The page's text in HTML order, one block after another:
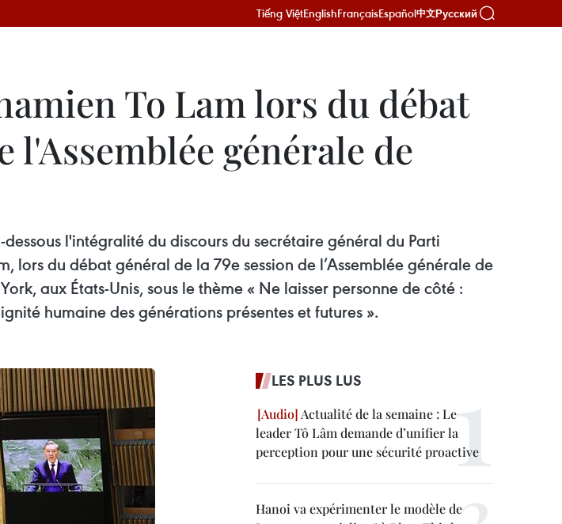
Tiếng ViệtEnglishFrançaisEspañol中文Русский
To Lam lors du débat
l'Assemblée générale de
l'intégralité du discours du secrétaire général du Parti
lors du débat général de la 79e session de l’Assemblée générale de
aux États-Unis, sous le thème « Ne laisser personne de côté :
humaine des générations présentes et futures ».
LES PLUS LUS
Actualité de la semaine : Le
leader Tô Lâm demande d’unifier la
perception pour une sécurité proactive
Hanoi va expérimenter le modèle de